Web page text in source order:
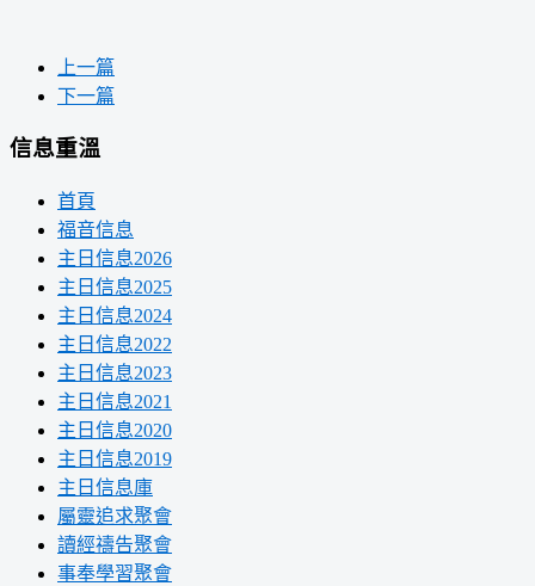
上一篇
下一篇
信息重溫
首頁
福音信息
主日信息2026
主日信息2025
主日信息2024
主日信息2022
主日信息2023
主日信息2021
主日信息2020
主日信息2019
主日信息庫
屬靈追求聚會
讀經禱告聚會
事奉學習聚會